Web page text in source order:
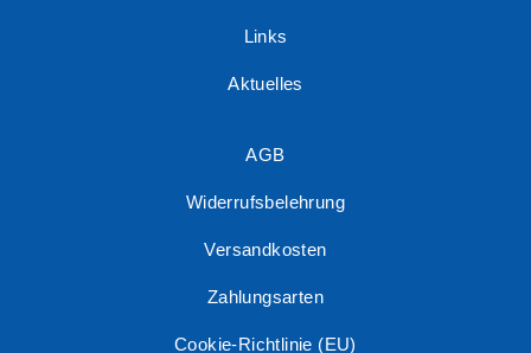
Links
Aktuelles
AGB
Widerrufsbelehrung
Versandkosten
Zahlungsarten
Cookie-Richtlinie (EU)